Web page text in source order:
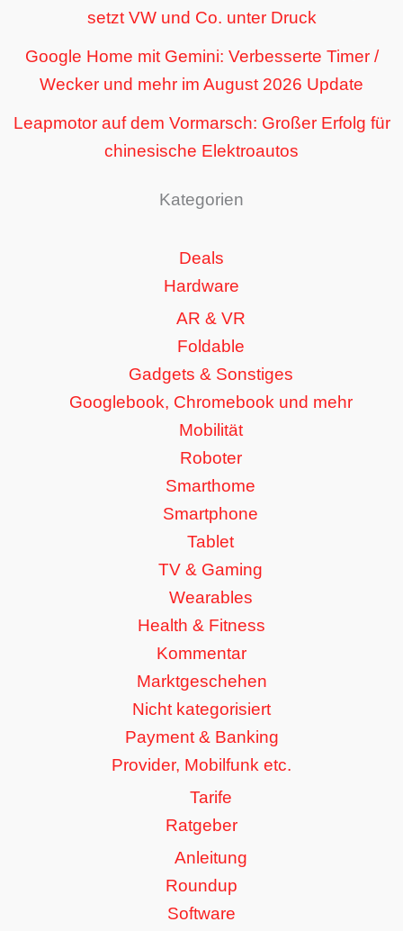
setzt VW und Co. unter Druck
Google Home mit Gemini: Verbesserte Timer /
Wecker und mehr im August 2026 Update
Leapmotor auf dem Vormarsch: Großer Erfolg für
chinesische Elektroautos
Kategorien
Deals
Hardware
AR & VR
Foldable
Gadgets & Sonstiges
Googlebook, Chromebook und mehr
Mobilität
Roboter
Smarthome
Smartphone
Tablet
TV & Gaming
Wearables
Health & Fitness
Kommentar
Marktgeschehen
Nicht kategorisiert
Payment & Banking
Provider, Mobilfunk etc.
Tarife
Ratgeber
Anleitung
Roundup
Software